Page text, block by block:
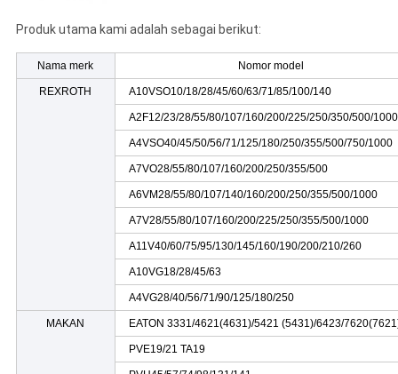
Produk utama kami adalah sebagai berikut:
Nama merk Nomor model
REXROTH A10VSO10/18/28/45/60/63/71/85/100/140
A2F12/23/28/55/80/107/160/200/225/250/350/500/1000
A4VSO40/45/50/56/71/125/180/250/355/500/750/1000
A7VO28/55/80/107/160/200/250/355/500
A6VM28/55/80/107/140/160/200/250/355/500/1000
A7V28/55/80/107/160/200/225/250/355/500/1000
A11V40/60/75/95/130/145/160/190/200/210/260
A10VG18/28/45/63
A4VG28/40/56/71/90/125/180/250
MAKAN EATON 3331/4621(4631)/5421 (5431)/6423/
PVE19/21 TA19